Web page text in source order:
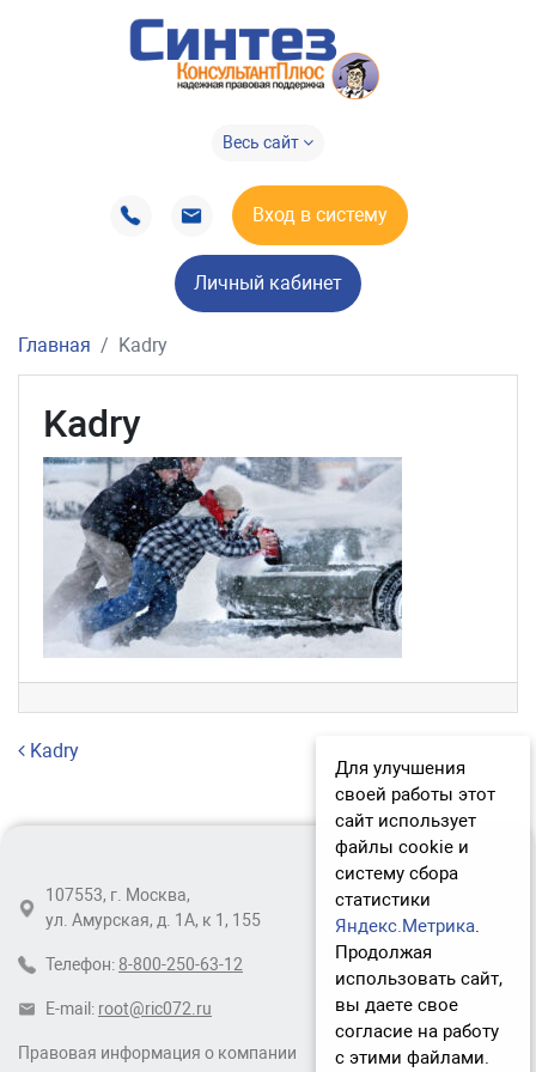
Весь сайт
Вход в систему
Личный кабинет
Главная Kadry
Kadry
Навигация по записям
Kadry
Правовая информация о компании
107553, г. Москва,
ул. Амурская, д. 1А, к 1, 155
Телефон: 8-800-250-63-12
E-mail: root@ric072.ru
Для улучшения
своей работы этот
сайт использует
файлы cookie и
систему сбора
статистики
Яндекс.Метрика.
Продолжая
использовать сайт,
вы даете свое
согласие на работу
с этими файлами.